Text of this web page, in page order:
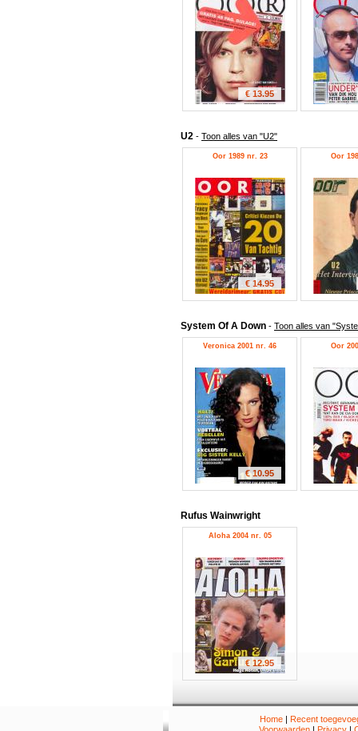
€ 13.95
U2 - Toon alles van "U2"
Oor 1989 nr. 23
€ 14.95
Oor
System Of A Down - Toon alles van
Veronica 2001 nr. 46
€ 10.95
Oor
Rufus Wainwright
Aloha 2004 nr. 05
€ 12.95
Home| Recent
Voorwaarden | Privacy |